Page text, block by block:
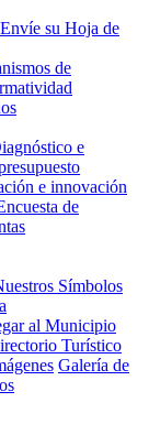
Envíe su Hoja de
de
e
e innovación
de
Símbolos
al Municipio
Turístico
Galería de